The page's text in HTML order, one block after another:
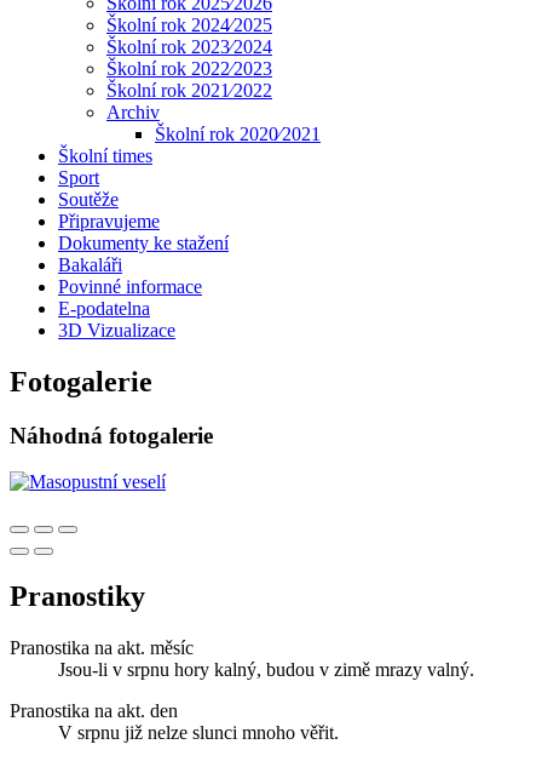
Školní rok 2024⁄2025
Školní rok 2023⁄2024
Školní rok 2022⁄2023
Školní rok 2021⁄2022
Archiv
Školní rok 2020⁄2021
Školní times
Sport
Soutěže
Připravujeme
Dokumenty ke stažení
Bakaláři
Povinné informace
E-podatelna
3D Vizualizace
Fotogalerie
Náhodná fotogalerie
Pranostiky
Pranostika na akt. měsíc
Jsou-li v srpnu hory kalný, budou v zimě mrazy valný.
Pranostika na akt. den
V srpnu již nelze slunci mnoho věřit.